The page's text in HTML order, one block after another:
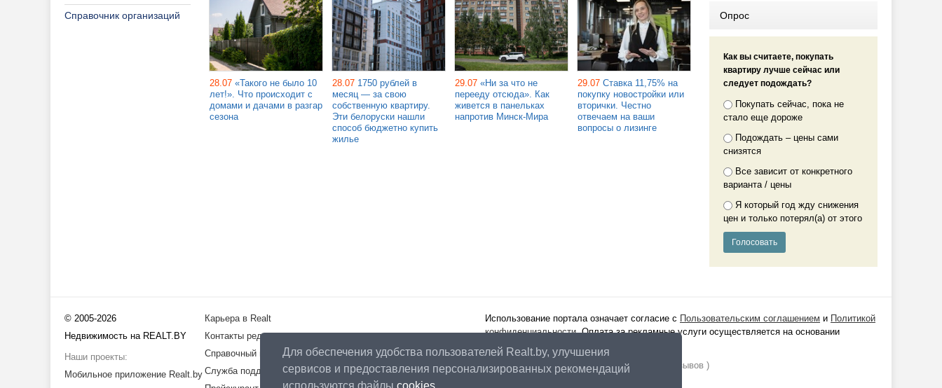
Для обеспечения удобства пользователей Realt.by, улучшения
сервисов и предоставления персонализированных рекомендаций
используются файлы cookies
Справочник организаций
28.07 «Такого не было 10
лет!». Что происходит с
домами и дачами в разгар
сезона
28.07 1750 рублей в
месяц — за свою
собственную квартиру.
Эти белоруски нашли
способ бюджетно купить
жилье
29.07 «Ни за что не
перееду отсюда». Как
живется в панельках
напротив Минск-Мира
29.07 Ставка 11,75% на
покупку новостройки или
вторички. Честно
отвечаем на ваши
вопросы о лизинге
Опрос
Как вы считаете, покупать
квартиру лучше сейчас или
следует подождать?
Покупать сейчас, пока не
стало еще дороже
Подождать – цены сами
снизятся
Все зависит от конкретного
варианта / цены
Я который год жду снижения
цен и только потерял(а) от этого
© 2005-2026
Недвижимость на REALT.BY
Наши проекты:
Мобильное приложение Realt.by
Карьера в Realt
Контакты редакции
Справочный центр
Служба поддержки
Использование портала означает согласие с Пользовательским соглашением и Политикой
конфиденциальности. Оплата за рекламные услуги осуществляется на основании
публичного договора
Наш рейтинг: 4.87из5 (на основании отзывов )